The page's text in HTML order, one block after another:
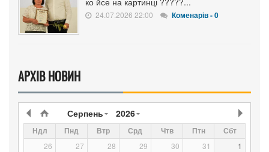
24.07.2026 22:00 Коменарів - 0
АРХІВ НОВИН
Серпень 2026
Ндл Пнд Втр Срд Чтв Птн Сбт
26 27 28 29 30 31
1